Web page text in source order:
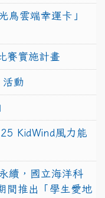
鳥雲端幸運卡」
賽實施計畫
動
KidWind風力能
續，國立海洋科
間推出「學生愛地